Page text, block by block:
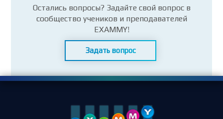
Остались вопросы? Задайте свой вопрос в
сообщество учеников и преподавателей
EXAMMY!
Задать вопрос